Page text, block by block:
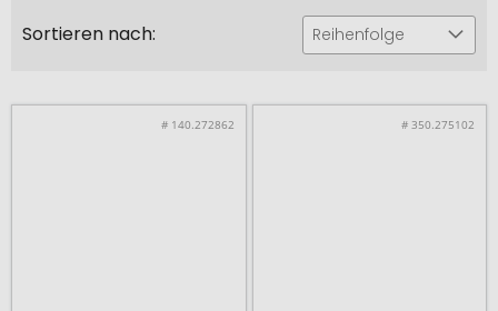
Sortieren nach: Reihenfolge
# 140.272862 # 350.275102